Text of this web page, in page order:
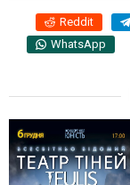
Reddit
WhatsApp